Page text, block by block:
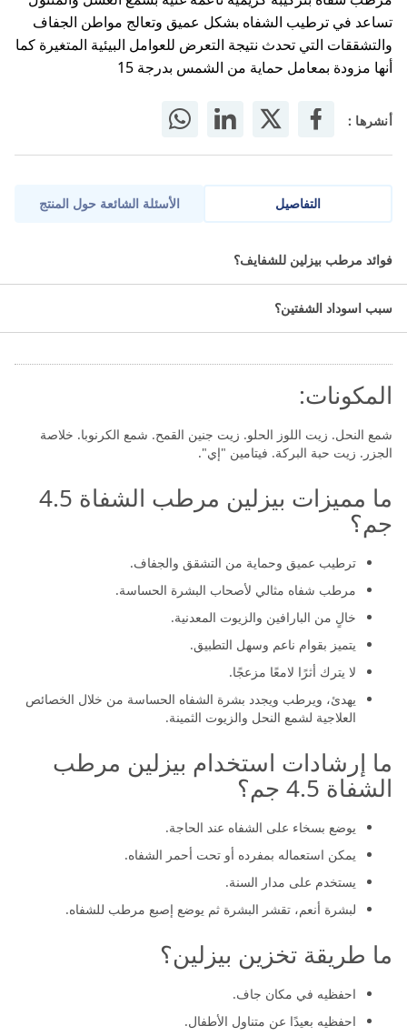
تساعد في ترطيب الشفاه بشكل عميق وتعالج مواطن الجفاف
والتشققات التي تحدث نتيجة التعرض للعوامل البيئية المتغيرة كما
أنها مزودة بمعامل حماية من الشمس بدرجة 15
أنشرها :
التفاصيل
بيزلَين هي مختبرات تجميل طبيعية تعتمد على مبدأ الأبيثيرابي (العلاج
العلاج الأمثل للشفاه الجافة والمشققة! يهدئ، يرطب ويجدد بشرة الشفاه
الحساسة من خلال الخصائص العلاجية لشمع النحل والزيوت الثمينة. كما
المكونات:
شمع النحل. زيت اللوز الحلو. زيت جنين القمح. شمع الكرنوبا. خلاصة
الجزر. زيت حبة البركة. فيتامين "إي".
ما مميزات بيزلين مرطب الشفاة 4.5
جم؟
ترطيب عميق وحماية من التشقق والجفاف.
مرطب شفاه مثالي لأصحاب البشرة الحساسة.
خالٍ من البارافين والزيوت المعدنية.
يتميز بقوام ناعم وسهل التطبيق.
لا يترك أثرًا لامعًا مزعجًا.
يهدئ، ويرطب ويجدد بشرة الشفاه الحساسة من خلال الخصائص
العلاجية لشمع النحل والزيوت الثمينة.
ما إرشادات استخدام بيزلين مرطب
الشفاة 4.5 جم؟
يوضع بسخاء على الشفاه عند الحاجة.
يمكن استعماله بمفرده أو تحت أحمر الشفاه.
يستخدم على مدار السنة.
لبشرة أنعم، تقشر البشرة ثم يوضع إصبع مرطب للشفاه.
ما طريقة تخزين بيزلين؟
احفظيه في مكان جاف.
احفظيه بعيدًا عن متناول الأطفال.
الأسئلة الشائعة حول المنتج
فوائد مرطب بيزلين للشفايف؟
سبب اسوداد الشفتين؟